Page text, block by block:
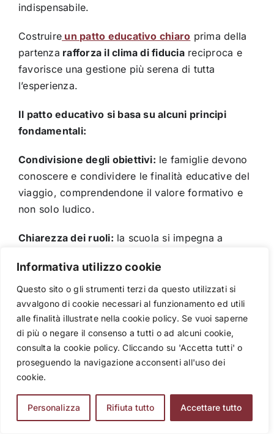
Informativa utilizzo cookie
Questo sito o gli strumenti terzi da questo utilizzati si
avvalgono di cookie necessari al funzionamento ed utili
alle finalità illustrate nella cookie policy. Se vuoi saperne
di più o negare il consenso a tutti o ad alcuni cookie,
consulta la cookie policy. Cliccando su 'Accetta tutti' o
proseguendo la navigazione acconsenti all'uso dei
cookie.
Personalizza Rifiuta tutto Accettare tutto
indispensabile.
Costruire un patto educativo chiaro prima della
partenza rafforza il clima di fiduciareciproca e
favorisce una gestione più serena di tutta
l’esperienza.
Il patto educativo si basa su alcuni principi
fondamentali:
Condivisione degli obiettivi: le famiglie devono
conoscere e condividere le finalità educative del
viaggio, comprendendone il valore formativo e
non solo ludico.
Chiarezza dei ruoli: la scuola si impegna a
supervisione, mentre le famiglie sostengono
l’autonomia responsabile dei propri figli.
Comunicazione trasparente:informare in
anticipo su programmi, norme di comportamento,
procedure di emergenza, modalità di
comunicazione durante il soggiorno.
Responsabilizzazione condivisa:preparare i
ragazzi a rispettare le regole e ad affrontare le